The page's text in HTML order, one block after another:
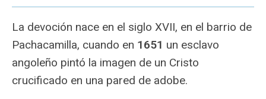
La devoción nace en el siglo XVII, en el barrio de
Pachacamilla, cuando en 1651 un esclavo
angoleño pintó la imagen de un Cristo
crucificado en una pared de adobe.